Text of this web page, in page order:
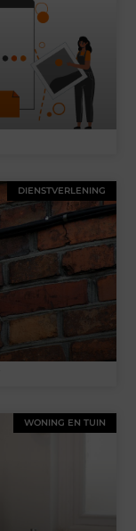
DIENSTVERLENING
WONING EN TUIN